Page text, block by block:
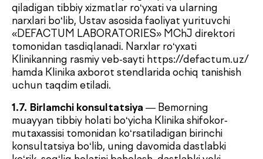
1.9. Agar Buyurtmachi va Bemor bitta shaxs bo‘lsa,
mazkur Shartnoma matnida “Bemor” va
“Buyurtmachi” atamalari teng kuchga ega bo‘lib,
ular birgalikda ham, alohida ham qo‘llanilishi
tuzatish, Bemor holati dinamikasini baholash va/yoki
avval tayinlangan tekshiruv natijalarini ko‘rib chiqish
maqsadida amalga oshiriladi.
2. SHARTNOMA PREDMETI
2.1. Mazkur Shartnoma Klinika tomonidan pullik
tibbiy xizmatlar ko‘rsatish shartlari va tartibini